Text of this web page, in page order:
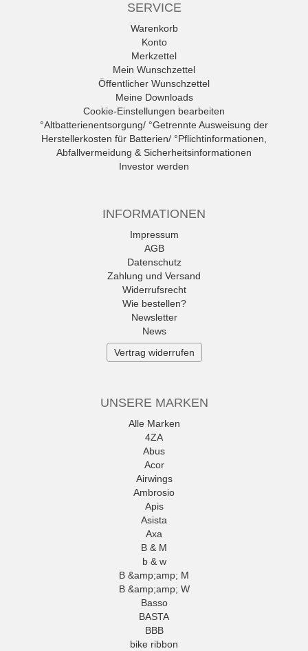
SERVICE
Warenkorb
Konto
Merkzettel
Mein Wunschzettel
Öffentlicher Wunschzettel
Meine Downloads
Cookie-Einstellungen bearbeiten
°Altbatterienentsorgung/ °Getrennte Ausweisung der
Herstellerkosten für Batterien/ °Pflichtinformationen,
Abfallvermeidung & Sicherheitsinformationen
Investor werden
INFORMATIONEN
Impressum
AGB
Datenschutz
Zahlung und Versand
Widerrufsrecht
Wie bestellen?
Newsletter
News
Vertrag widerrufen
UNSERE MARKEN
Alle Marken
4ZA
Abus
Acor
Airwings
Ambrosio
Apis
Asista
Axa
B & M
b & w
B &amp;amp; M
B &amp;amp; W
Basso
BASTA
BBB
bike ribbon